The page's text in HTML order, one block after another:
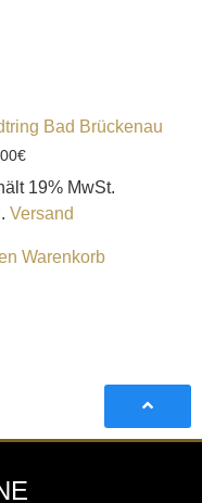
Bad Brückenau
€
19% MwSt.
Versand
Warenkorb